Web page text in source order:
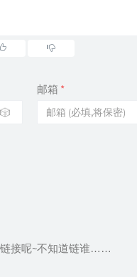
🎲
邮箱 *
接呢~不知道链谁……